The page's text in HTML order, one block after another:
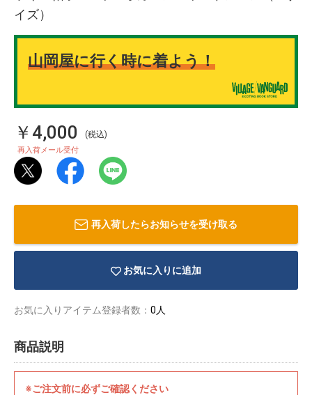
イズ）
山岡屋に行く時に着よう！
￥4,000 (税込)
再入荷メール受付
再入荷したらお知らせを受け取る
お気に入りに追加
お気に入りアイテム登録者数： 0人
商品説明
※ご注文前に必ずご確認ください